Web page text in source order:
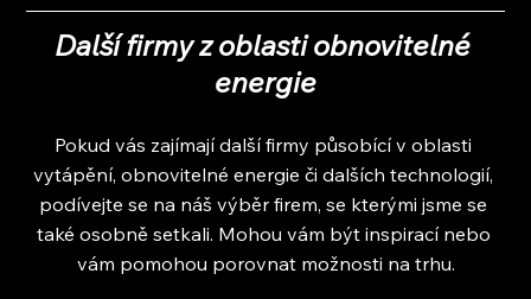
Další firmy z oblasti obnovitelné
energie
Pokud vás zajímají další firmy působící v oblasti
vytápění, obnovitelné energie či dalších technologií,
podívejte se na náš výběr firem, se kterými jsme se
také osobně setkali. Mohou vám být inspirací nebo
vám pomohou porovnat možnosti na trhu.